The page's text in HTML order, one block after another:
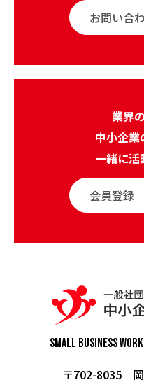
お問い合
業界
中小企業
一緒に活
会員登録
Small Business
〒702-8035